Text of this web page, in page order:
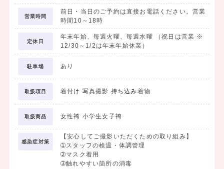
「ユースマイル」で、検索！
営業時間
前日・当日のご予約は直接お電話ください。営業
時間10～18時
定休日
年末年始、毎週火曜、毎週水曜 （祝日は営業 ※
12/30～1/2は年末年始休業）
駐車場 あり
取扱項目 着付け 写真撮影 持ち込み着物
取扱商品 女性袴 小学生女子袴
感染症対策
【安心してご撮影いただくための取り組み】
➀スタッフの検温・体調管理
➁マスク着用
➂触れやすい箇所の消毒